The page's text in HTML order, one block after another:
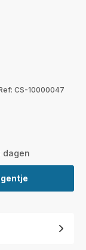
CS-10000047
dagen